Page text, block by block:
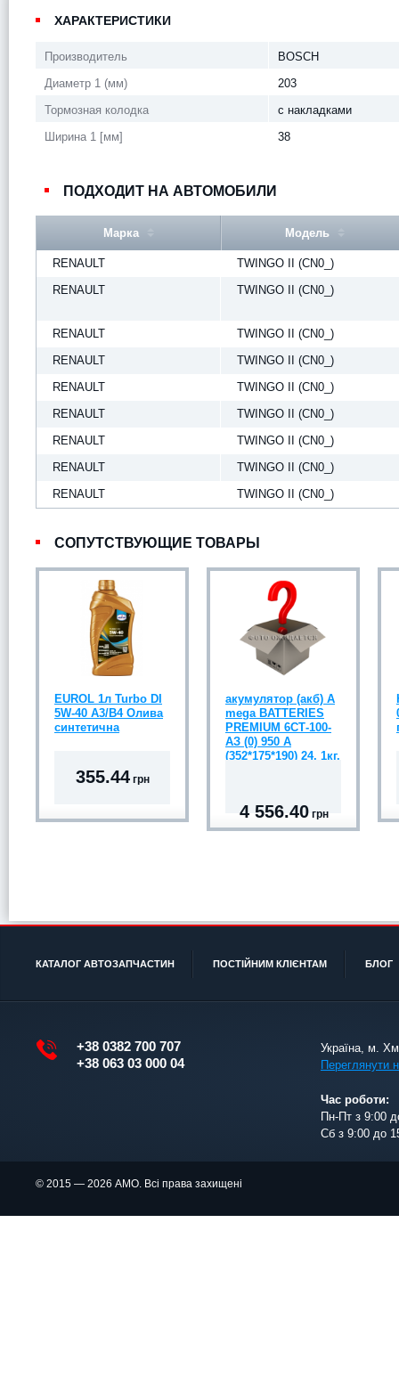
ХАРАКТЕРИСТИКИ
Производитель
BOSCH
Диаметр 1 (мм)
203
Тормозная колодка
с накладками
Ширина 1 [мм]
38
ПОДХОДИТ НА АВТОМОБИЛИ
Марка Модель
RENAULT
TWINGO II (CN0_)
RENAULT
TWINGO II (CN0_)
RENAULT
TWINGO II (CN0_)
RENAULT
TWINGO II (CN0_)
RENAULT
TWINGO II (CN0_)
RENAULT
TWINGO II (CN0_)
RENAULT
TWINGO II (CN0_)
RENAULT
TWINGO II (CN0_)
RENAULT
TWINGO II (CN0_)
СОПУТСТВУЮЩИЕ ТОВАРЫ
EUROL 1л Turbo DI
5W-40 A3/B4 Олива
синтетична
355.44грн
акумулятор (акб) А
mega BATTERIES
PREMIUM 6СТ-100-
АЗ (0) 950 A
(352*175*190) 24, 1кг.
4 556.40 грн
КАТАЛОГ АВТОЗАПЧАСТИН ПОСТІЙНИМ КЛІЄНТАМ БЛОГ
+38 0382 700 707
+38 063 03 000 04
Україна, м.
Переглянути
Час роботи:
Пн-Пт з 9:00
Сб з 9:00 до
© 2015 — 2026 АМО. Всі права захищені